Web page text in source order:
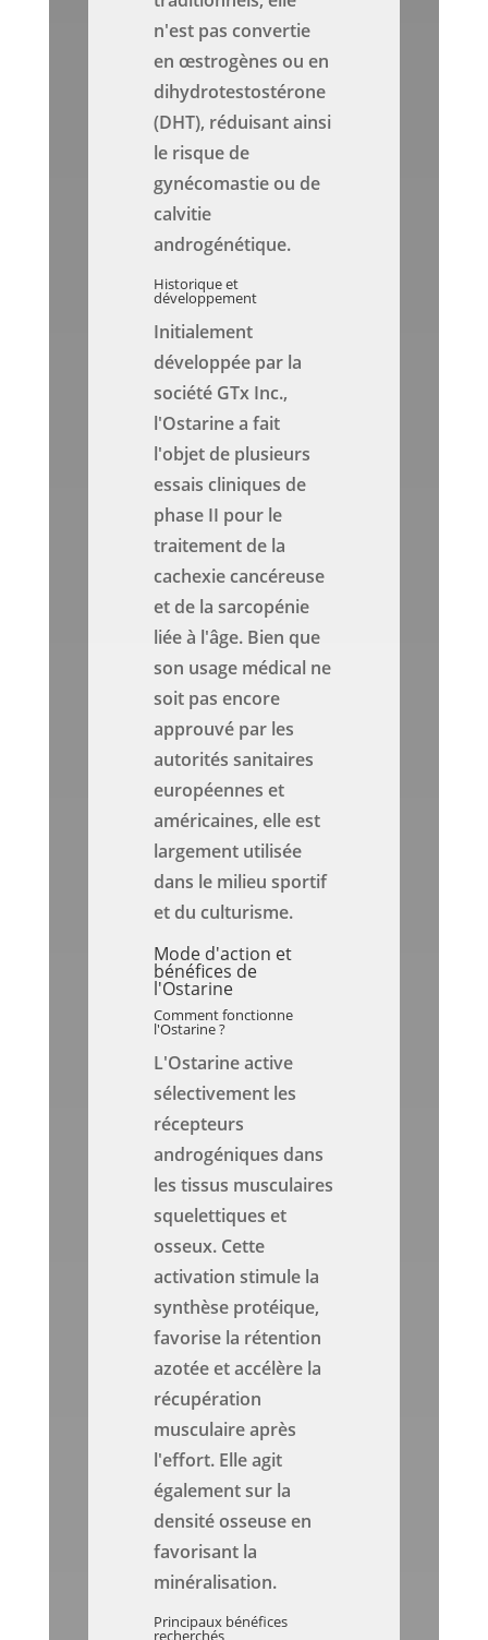
n'est pas convertie
en œstrogènes ou en
dihydrotestostérone
(DHT), réduisant ainsi
le risque de
gynécomastie ou de
calvitie
androgénétique.
Historique et
développement
Initialement
développée par la
société GTx Inc.,
l'Ostarine a fait
l'objet de plusieurs
essais cliniques de
phase II pour le
traitement de la
cachexie cancéreuse
et de la sarcopénie
liée à l'âge. Bien que
son usage médical ne
soit pas encore
approuvé par les
autorités sanitaires
européennes et
américaines, elle est
largement utilisée
dans le milieu sportif
et du culturisme.
Mode d'action et
bénéfices de
l'Ostarine
Comment fonctionne
l'Ostarine ?
L'Ostarine active
sélectivement les
récepteurs
androgéniques dans
les tissus musculaires
squelettiques et
osseux. Cette
activation stimule la
synthèse protéique,
favorise la rétention
azotée et accélère la
récupération
musculaire après
l'effort. Elle agit
également sur la
densité osseuse en
favorisant la
minéralisation.
Principaux bénéfices
recherchés